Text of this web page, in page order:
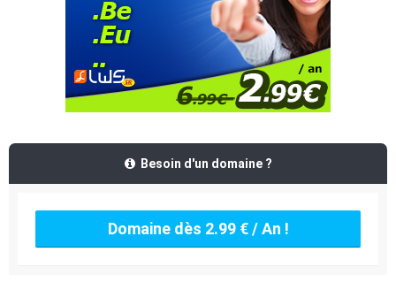
Besoin d'un domaine ?
Domaine dès 2.99 € / An !